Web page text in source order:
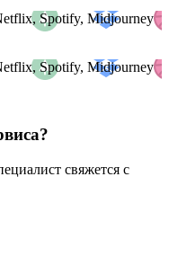
Spotify, Midjourney
Spotify, Midjourney
свяжется с